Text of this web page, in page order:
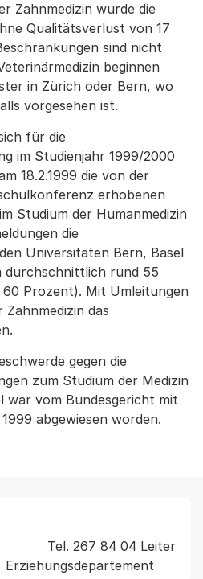
Zahnmedizin wurde die
Qualitätsverlust von 17
sind nicht
beginnen
in Zürich oder Bern, wo
vorgesehen ist.
für die
im Studienjahr 1999/2000
18.2.1999 die von der
erhobenen
Studium der Humanmedizin
die
Universitäten Bern, Basel
durchschnittlich rund 55
Prozent). Mit Umleitungen
Zahnmedizin das
gegen die
zum Studium der Medizin
war vom Bundesgericht mit
abgewiesen worden.
Tel. 267 84 04 Leiter